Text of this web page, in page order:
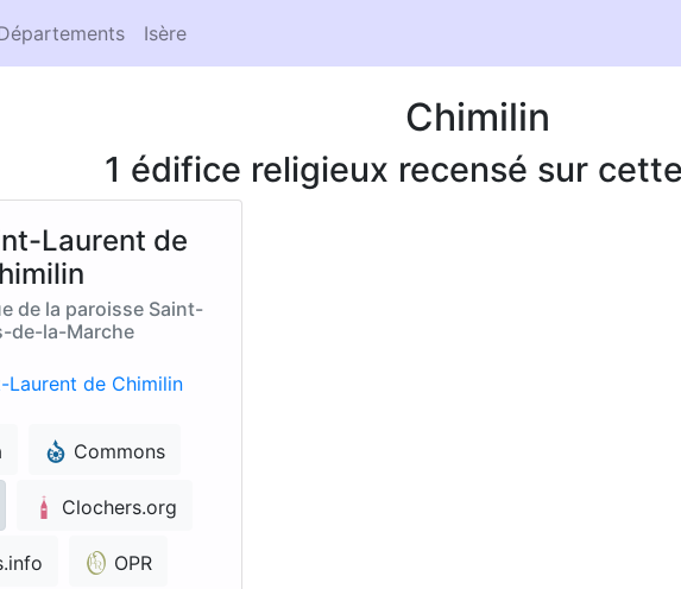
Isère
Chimilin
1 édifice religieux recensé sur
Laurent de
de la paroisse Saint-
de-la-Marche
Commons
Clochers.org
OPR